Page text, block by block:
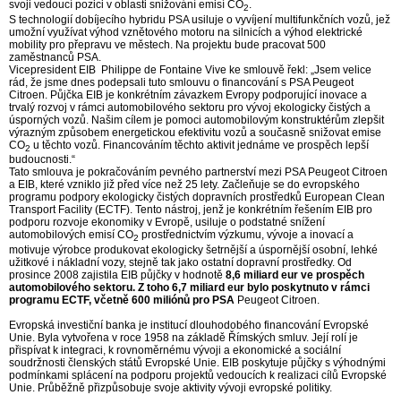
svoji vedoucí pozici v oblasti snižování emisí CO2.
S technologií dobíjecího hybridu PSA usiluje o vyvíjení multifunkčních vozů, jež
umožní využívat výhod vznětového motoru na silnicích a výhod elektrické
mobility pro přepravu ve městech. Na projektu bude pracovat 500
zaměstnanců PSA.
Vicepresident EIB Philippe de Fontaine Vive ke smlouvě řekl: „Jsem velice
rád, že jsme dnes podepsali tuto smlouvu o financování s PSA Peugeot
Citroen. Půjčka EIB je konkrétním závazkem Evropy podporující inovace a
trvalý rozvoj v rámci automobilového sektoru pro vývoj ekologicky čistých a
úsporných vozů. Našim cílem je pomoci automobilovým konstruktérům zlepšit
výrazným způsobem energetickou efektivitu vozů a současně snižovat emise
CO2 u těchto vozů. Financováním těchto aktivit jednáme ve prospěch lepší
budoucnosti.“
Tato smlouva je pokračováním pevného partnerství mezi PSA Peugeot Citroen
a EIB, které vzniklo již před více než 25 lety. Začleňuje se do evropského
programu podpory ekologicky čistých dopravních prostředků European Clean
Transport Facility (ECTF). Tento nástroj, jenž je konkrétním řešením EIB pro
podporu rozvoje ekonomiky v Evropě, usiluje o podstatné snížení
automobilových emisí CO2 prostřednictvím výzkumu, vývoje a inovací a
motivuje výrobce produkovat ekologicky šetrnější a úspornější osobní, lehké
užitkové i nákladní vozy, stejně tak jako ostatní dopravní prostředky. Od
prosince 2008 zajistila EIB půjčky v hodnotě 8,6 miliard eur ve prospěch
automobilového sektoru. Z toho 6,7 miliard eur bylo poskytnuto v rámci
programu ECTF, včetně 600 miliónů pro PSA Peugeot Citroen.
Evropská investiční banka je institucí dlouhodobého financování Evropské
Unie. Byla vytvořena v roce 1958 na základě Římských smluv. Její rolí je
přispívat k integraci, k rovnoměrnému vývoji a ekonomické a sociální
soudržnosti členských států Evropské Unie. EIB poskytuje půjčky s výhodnými
podmínkami splácení na podporu projektů vedoucích k realizaci cílů Evropské
Unie. Průběžně přizpůsobuje svoje aktivity vývoji evropské politiky.